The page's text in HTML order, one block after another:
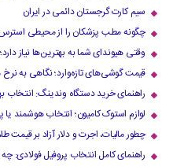
سیم کارت گرجستان دائمی در ایران
چگونه مطب پزشکان را از محیطی
وقتی هیوندای شما به بهترین‌ها نیاز
قیمت گوشی‌های تازه‌وارد؛ نگاهی به
راهنمای خرید دستگاه وندینگ: انتخاب
لوازم استوک کامیون؛ انتخاب هوشمند یا
چطور مالیات، اجرت و دلار آزاد بر قیمت طلای ۲۴ عیار اثر
راهنمای کامل انتخاب پروفیل فولادی: